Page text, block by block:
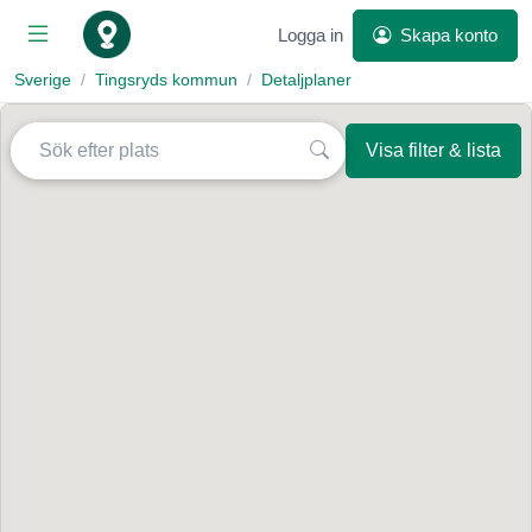
Logga in Skapa konto
Sverige Tingsryds kommun Detaljplaner
Visa filter & lista